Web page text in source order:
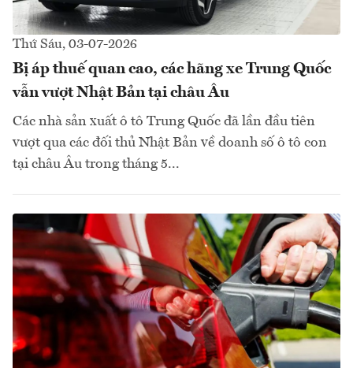
Thứ Sáu, 03-07-2026
Bị áp thuế quan cao, các hãng xe Trung Quốc
vẫn vượt Nhật Bản tại châu Âu
Các nhà sản xuất ô tô Trung Quốc đã lần đầu tiên
vượt qua các đối thủ Nhật Bản về doanh số ô tô con
tại châu Âu trong tháng 5...